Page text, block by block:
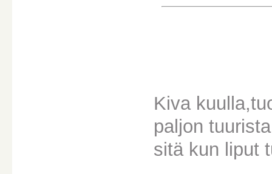
Kiva
paljon
sitä kun liput